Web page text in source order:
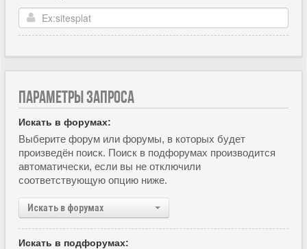
ПАРАМЕТРЫ ЗАПРОСА
Искать в форумах:
Выберите форум или форумы, в которых будет
произведён поиск. Поиск в подфорумах производится
автоматически, если вы не отключили
соответствующую опцию ниже.
Искать в форумах
Искать в подфорумах: